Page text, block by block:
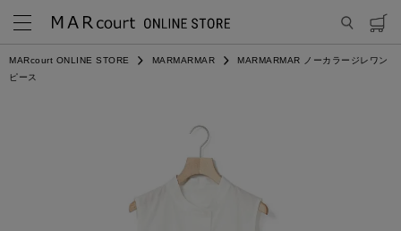
MARcourt ONLINE STORE MARMARMAR
MARMARMAR ノーカラージレワン
ピース